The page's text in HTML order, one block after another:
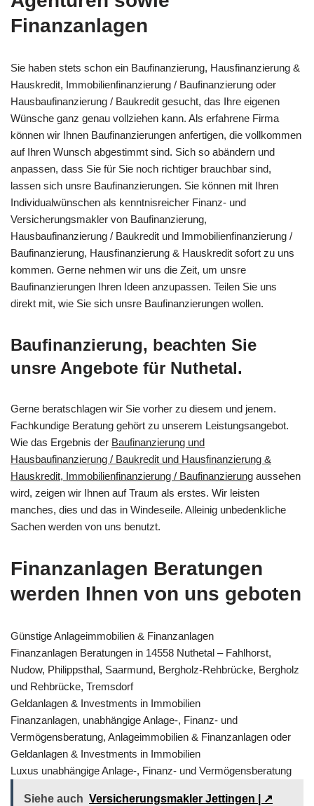
Finanzanlagen
Sie haben stets schon ein Baufinanzierung, Hausfinanzierung &
Hauskredit, Immobilienfinanzierung / Baufinanzierung oder
Hausbaufinanzierung / Baukredit gesucht, das Ihre eigenen
Wünsche ganz genau vollziehen kann. Als erfahrene Firma
können wir Ihnen Baufinanzierungen anfertigen, die vollkommen
auf Ihren Wunsch abgestimmt sind. Sich so abändern und
anpassen, dass Sie für Sie noch richtiger brauchbar sind,
lassen sich unsre Baufinanzierungen. Sie können mit Ihren
Individualwünschen als kenntnisreicher Finanz- und
Versicherungsmakler von Baufinanzierung,
Hausbaufinanzierung / Baukredit und Immobilienfinanzierung /
Baufinanzierung, Hausfinanzierung & Hauskredit sofort zu uns
kommen. Gerne nehmen wir uns die Zeit, um unsre
Baufinanzierungen Ihren Ideen anzupassen. Teilen Sie uns
direkt mit, wie Sie sich unsre Baufinanzierungen wollen.
Baufinanzierung, beachten Sie
unsre Angebote für Nuthetal.
Gerne beratschlagen wir Sie vorher zu diesem und jenem.
Fachkundige Beratung gehört zu unserem Leistungsangebot.
Wie das Ergebnis der Baufinanzierung und
Hausbaufinanzierung / Baukredit und Hausfinanzierung &
Hauskredit, Immobilienfinanzierung / Baufinanzierung aussehen
wird, zeigen wir Ihnen auf Traum als erstes. Wir leisten
manches, dies und das in Windeseile. Alleinig unbedenkliche
Sachen werden von uns benutzt.
Finanzanlagen Beratungen
werden Ihnen von uns geboten
Günstige Anlageimmobilien & Finanzanlagen
Finanzanlagen Beratungen in 14558 Nuthetal – Fahlhorst,
Nudow, Philippsthal, Saarmund, Bergholz-Rehbrücke, Bergholz
und Rehbrücke, Tremsdorf
Geldanlagen & Investments in Immobilien
Finanzanlagen, unabhängige Anlage-, Finanz- und
Vermögensberatung, Anlageimmobilien & Finanzanlagen oder
Geldanlagen & Investments in Immobilien
Luxus unabhängige Anlage-, Finanz- und Vermögensberatung
Siehe auch Versicherungsmakler Jettingen | ↗️